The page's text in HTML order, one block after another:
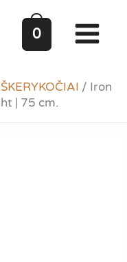
0
/ Iron
| 75 cm.